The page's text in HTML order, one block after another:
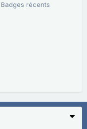
Badges récents